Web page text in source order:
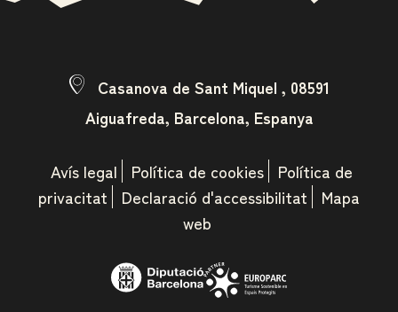
Casanova de Sant Miquel , 08591
Aiguafreda, Barcelona, Espanya
Avís legal Política de cookies
Política de
privacitat
Declaració d'accessibilitat
Mapa
web